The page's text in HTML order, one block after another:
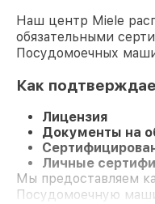
Наш центр Miele
обязательными
Посудомоечных
Как
Лицензия
Документы на
Личные
Мы предоставляем
Посудомоечную